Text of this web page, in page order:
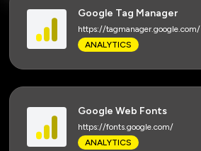
Google Tag Manager
https://tagmanager.google.com/
ANALYTICS
Google Web Fonts
https://fonts.google.com/
ANALYTICS